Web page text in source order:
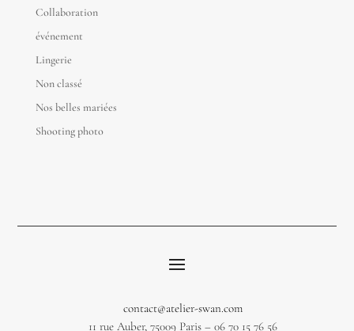
Collaboration
événement
Lingerie
Non classé
Nos belles mariées
Shooting photo
contact@atelier-swan.com
11 rue Auber, 75009 Paris – 06 70 15 76 56